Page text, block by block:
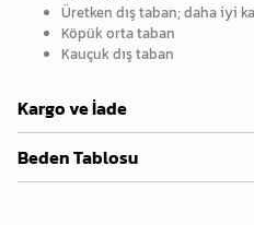
Üretken dış taban; daha iyi
Köpük orta taban
Kauçuk dış taban
Kargo ve İade
Beden Tablosu